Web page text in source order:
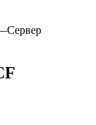
Сервер